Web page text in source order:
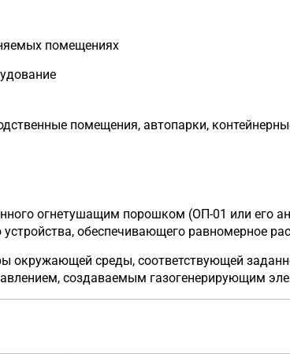
помещениях
помещения, автопарки,
огнетушащим порошком (ОП-01 или его
обеспечивающего равномерное
среды, соответствующей
создаваемым газогенерирующим